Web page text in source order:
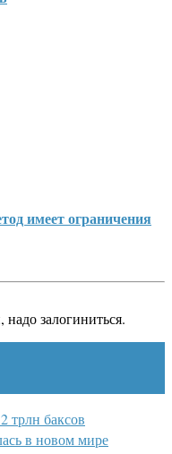
имеет ограничения
залогиниться.
баксов
в новом мире